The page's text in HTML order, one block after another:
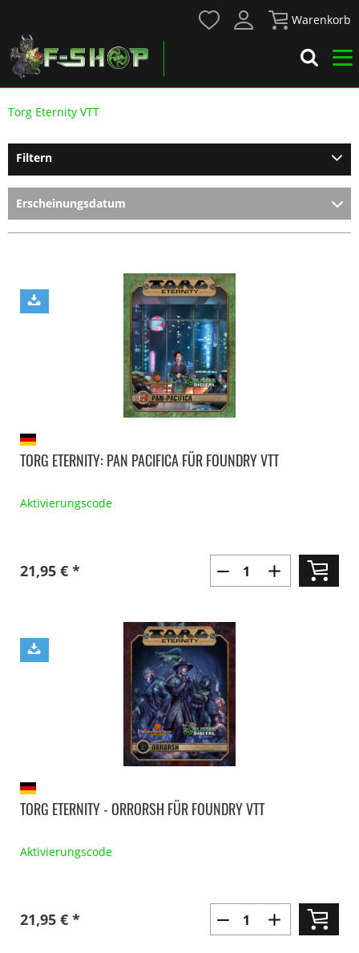
Warenkorb
Torg Eternity VTT
Filtern
TORG ETERNITY: PAN PACIFICA FÜR FOUNDRY VTT
Aktivierungscode
21,95 € *
TORG ETERNITY - ORRORSH FÜR FOUNDRY VTT
Aktivierungscode
21,95 € *